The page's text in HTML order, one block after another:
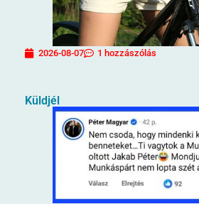
2026-08-07 1 hozzászólás
Küldjél